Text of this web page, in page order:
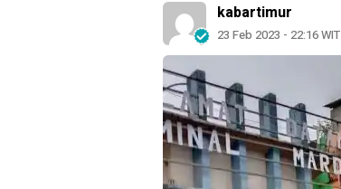
kabartimur
23 Feb 2023 - 22:16 WIT